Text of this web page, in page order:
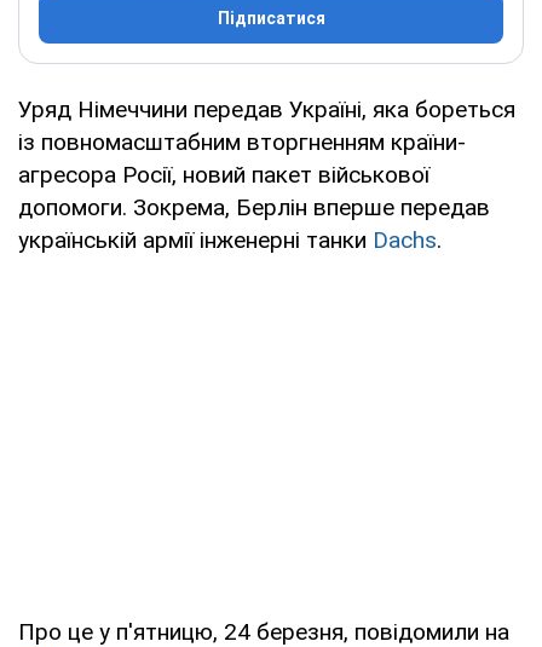
Підписатися
Уряд Німеччини передав Україні, яка бореться
із повномасштабним вторгненням країни-
агресора Росії, новий пакет військової
допомоги. Зокрема, Берлін вперше передав
українській армії інженерні танки Dachs.
Про це у п'ятницю, 24 березня, повідомили на